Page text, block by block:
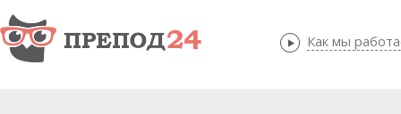
Как мы
Как мы